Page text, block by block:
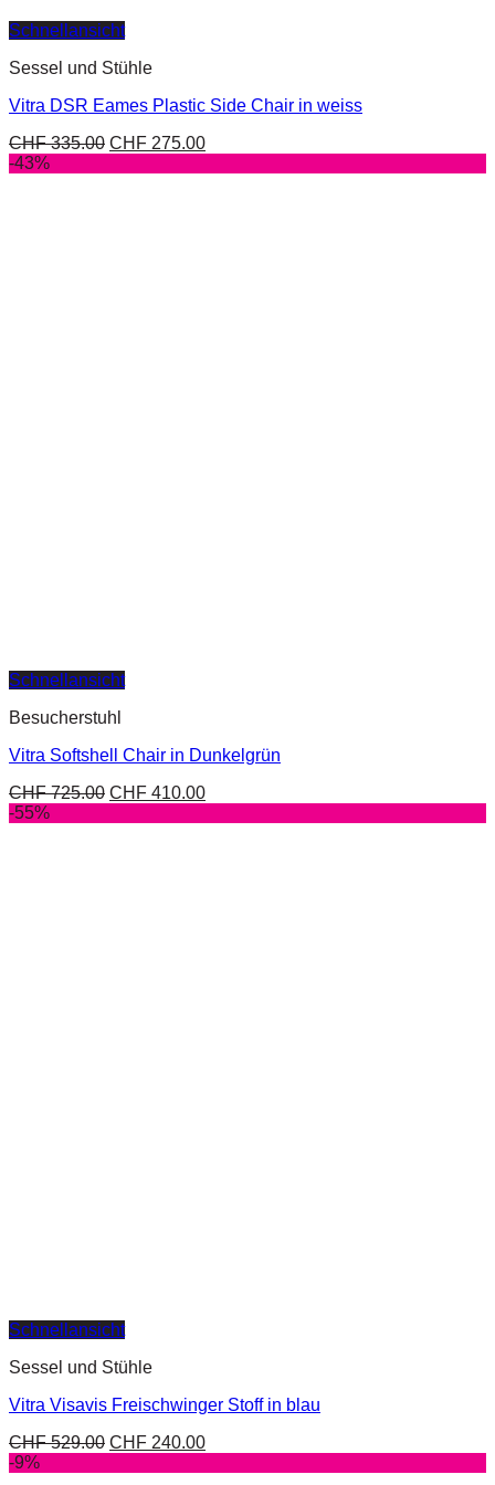
Schnellansicht
Sessel und Stühle
Vitra DSR Eames Plastic Side Chair in weiss
CHF335.00 CHF 275.00
-43%
Schnellansicht
Besucherstuhl
Vitra Softshell Chair in Dunkelgrün
CHF725.00 CHF 410.00
-55%
Schnellansicht
Sessel und Stühle
Vitra Visavis Freischwinger Stoff in blau
CHF529.00 CHF 240.00
-9%